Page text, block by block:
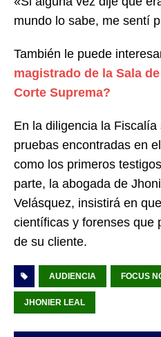
mundo lo sabe, me sentí
También le puede
magistrado de la Sala
Corte Suprema?
En la diligencia la
pruebas encontradas en
como los primeros
parte, la abogada de
Velásquez, insistirá en
científicas y forenses que
de su cliente.
AUDIENCIA FOCUS
JHONIER LEAL